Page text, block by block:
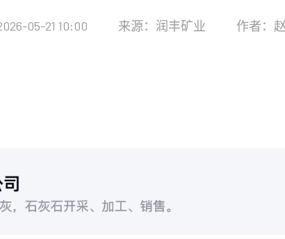
05-21 10:00 来源：润丰矿业 作者：